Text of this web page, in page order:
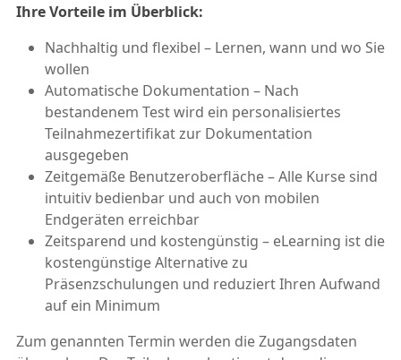
Ihre Vorteile im Überblick:
Nachhaltig und flexibel – Lernen, wann und wo Sie
wollen
Automatische Dokumentation – Nach
bestandenem Test wird ein personalisiertes
Teilnahmezertifikat zur Dokumentation
ausgegeben
Zeitgemäße Benutzeroberfläche – Alle Kurse sind
intuitiv bedienbar und auch von mobilen
Endgeräten erreichbar
Zeitsparend und kostengünstig – eLearning ist die
kostengünstige Alternative zu
Präsenzschulungen und reduziert Ihren Aufwand
auf ein Minimum
Zum genannten Termin werden die Zugangsdaten